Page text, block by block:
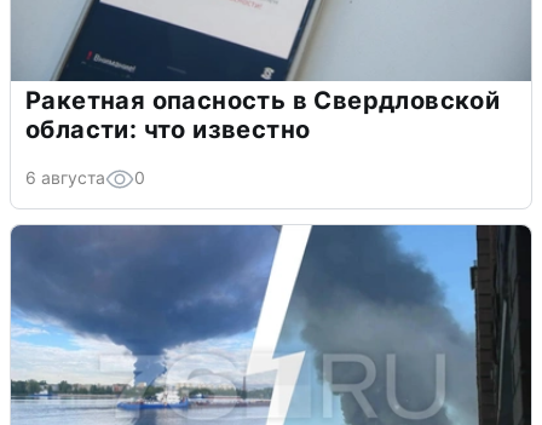
Ракетная опасность в Свердловской
области: что известно
6 августа 0